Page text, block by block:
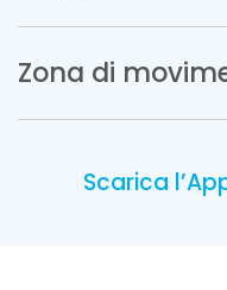
Zona di
Scarica